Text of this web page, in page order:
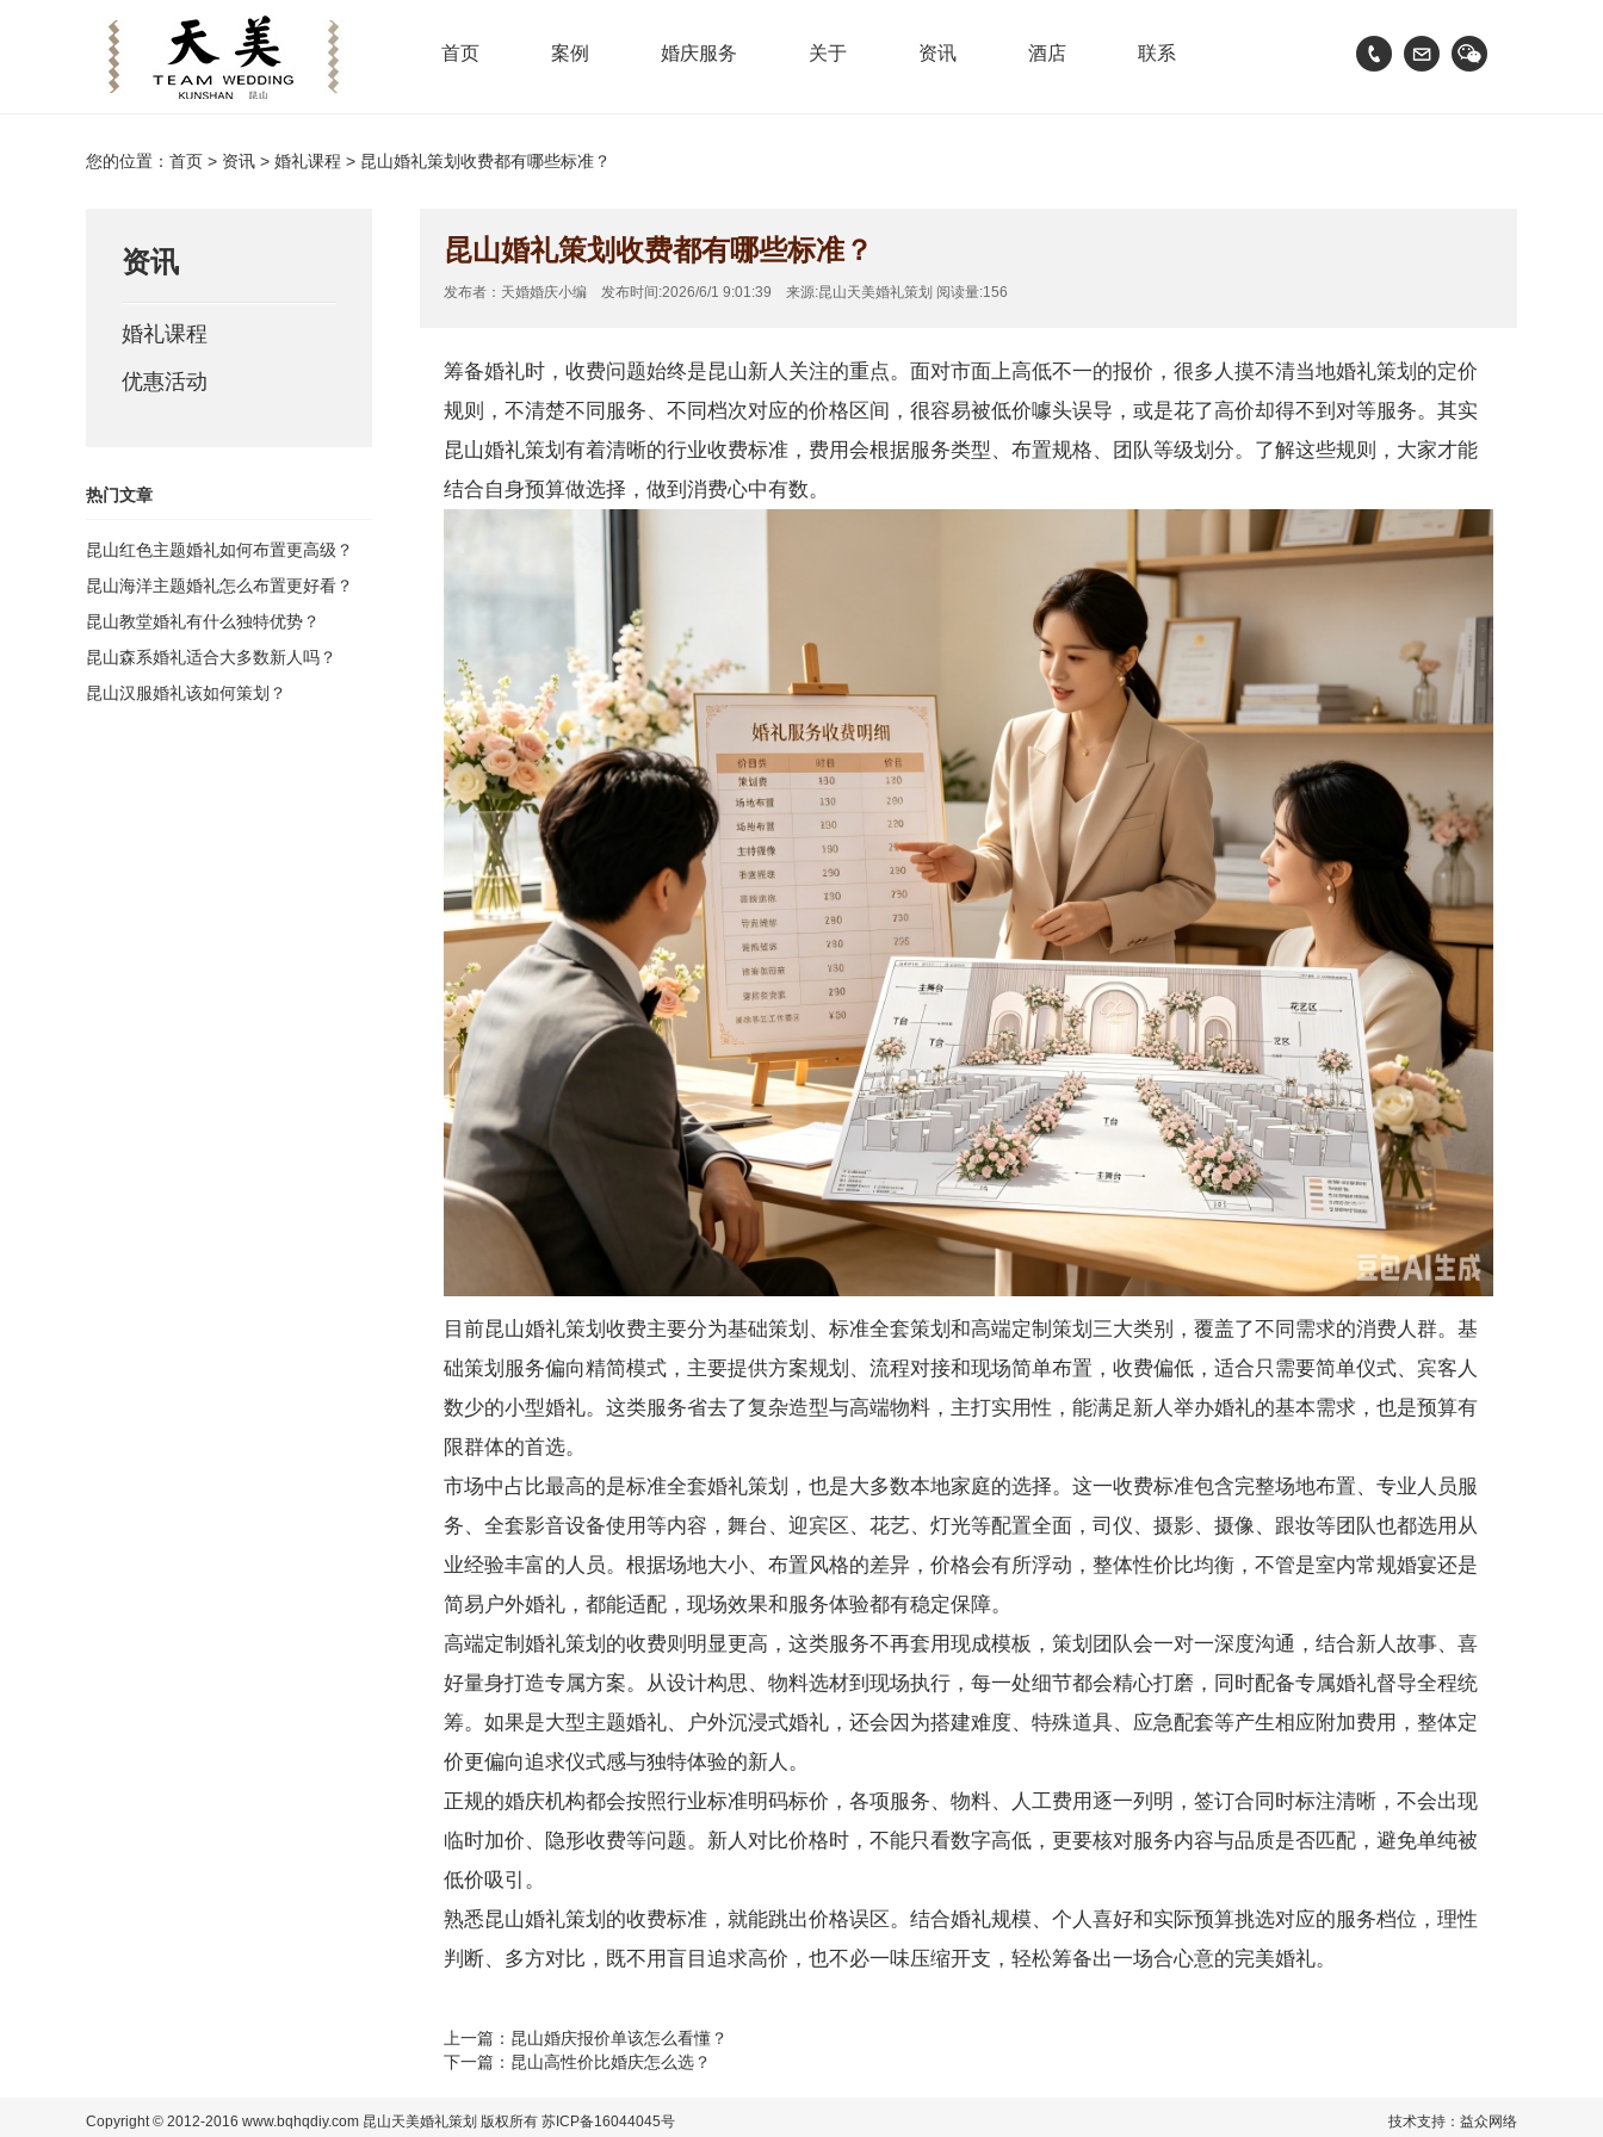
首页 案例 婚庆服务 关于 资讯 酒店 联系
您的位置： 首页 > 资讯 > 婚礼课程 > 昆山婚礼策划收费都有哪些标准？
资讯
婚礼课程
优惠活动
热门文章
昆山红色主题婚礼如何布置更高级？
昆山海洋主题婚礼怎么布置更好看？
昆山教堂婚礼有什么独特优势？
昆山森系婚礼适合大多数新人吗？
昆山汉服婚礼该如何策划？
昆山婚礼策划收费都有哪些标准？
发布者：天婚婚庆小编 发布时间:2026/6/1 9:01:39 来源:昆山天美婚礼策划 阅读量:156
筹备婚礼时，收费问题始终是昆山新人关注的重点。面对市面上高低不一的报价，很多人摸不清当地婚礼策划的定价
规则，不清楚不同服务、不同档次对应的价格区间，很容易被低价噱头误导，或是花了高价却得不到对等服务。其实
昆山婚礼策划 有着清晰的行业收费标准，费用会根据服务类型、布置规格、团队等级划分。了解这些规则，大家才能
结合自身预算做选择，做到消费心中有数。
目前昆山婚礼策划收费主要分为基础策划、标准全套策划和高端定制策划三大类别，覆盖了不同需求的消费人群。基
础策划服务偏向精简模式，主要提供方案规划、流程对接和现场简单布置，收费偏低，适合只需要简单仪式、宾客人
数少的小型婚礼。这类服务省去了复杂造型与高端物料，主打实用性，能满足新人举办婚礼的基本需求，也是预算有
限群体的首选。
市场中占比最高的是标准全套婚礼策划，也是大多数本地家庭的选择。这一收费标准包含完整场地布置、专业人员服
务、全套影音设备使用等内容，舞台、迎宾区、花艺、灯光等配置全面，司仪、摄影、摄像、跟妆等团队也都选用从
业经验丰富的人员。根据场地大小、布置风格的差异，价格会有所浮动，整体性价比均衡，不管是室内常规婚宴还是
简易户外婚礼，都能适配，现场效果和服务体验都有稳定保障。
高端定制婚礼策划的收费则明显更高，这类服务不再套用现成模板，策划团队会一对一深度沟通，结合新人故事、喜
好量身打造专属方案。从设计构思、物料选材到现场执行，每一处细节都会精心打磨，同时配备专属婚礼督导全程统
筹。如果是大型主题婚礼、户外沉浸式婚礼，还会因为搭建难度、特殊道具、应急配套等产生相应附加费用，整体定
价更偏向追求仪式感与独特体验的新人。
正规的婚庆机构都会按照行业标准明码标价，各项服务、物料、人工费用逐一列明，签订合同时标注清晰，不会出现
临时加价、隐形收费等问题。新人对比价格时，不能只看数字高低，更要核对服务内容与品质是否匹配，避免单纯被
低价吸引。
熟悉昆山婚礼策划的收费标准，就能跳出价格误区。结合婚礼规模、个人喜好和实际预算挑选对应的服务档位，理性
判断、多方对比，既不用盲目追求高价，也不必一味压缩开支，轻松筹备出一场合心意的完美婚礼。
上一篇： 昆山婚庆报价单该怎么看懂？
下一篇： 昆山高性价比婚庆怎么选？
Copyright © 2012-2016 www.bqhqdiy.com 昆山天美婚礼策划 版权所有 苏ICP备16044045号 技术支持： 益众网络